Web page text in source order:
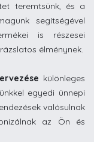
teremtsünk, és a
segítségével
is részesei
élménynek.
különleges
egyedi ünnepi
valósulnak
az Ön és